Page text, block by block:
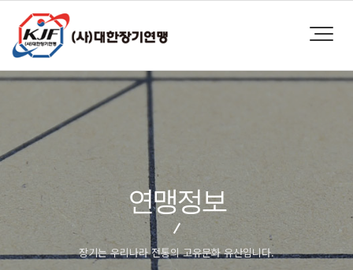
연맹정보
장기는 우리나라 전통의 고유문화 유산입니다.